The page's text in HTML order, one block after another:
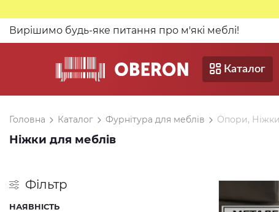
Вирішимо будь-яке питання про м'які меблі!
Каталог
Головна Каталог Фурнітура для меблів Опори,
Ніжки для меблів
Фільтр
НАЯВНІСТЬ